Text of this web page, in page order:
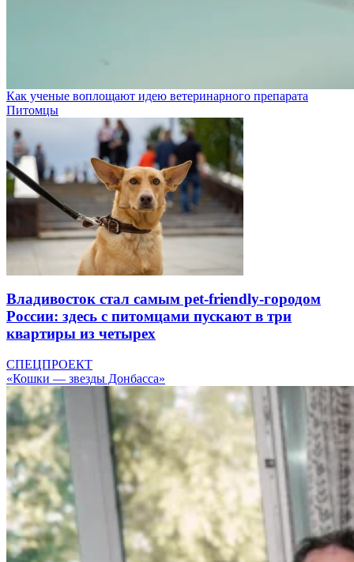
Как ученые воплощают идею ветеринарного препарата
Питомцы
Владивосток стал самым pet-friendly-городом
России: здесь с питомцами пускают в три
квартиры из четырех
СПЕЦПРОЕКТ
«Кошки — звезды Донбасса»